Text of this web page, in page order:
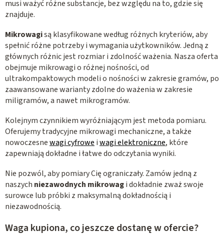
y
musi ważyć różne substancje, bez względu na to, gdzie się
znajduje.
Mikrowagisą klasyfikowane według różnych kryteriów, aby
spełnić różne potrzeby i wymagania użytkowników. Jedną z
głównych różnic jest rozmiar i zdolność ważenia. Nasza oferta
obejmuje mikrowagi o różnej nośności, od
ultrakompaktowych modeli o nośności w zakresie gramów, po
zaawansowane warianty zdolne do ważenia w zakresie
miligramów, a nawet mikrogramów.
Kolejnym czynnikiem wyróżniającym jest metoda pomiaru.
Oferujemy tradycyjne mikrowagi mechaniczne, a także
nowoczesnewagi cyfrowe iwagi elektroniczne, które
zapewniają dokładne i łatwe do odczytania wyniki.
Nie pozwól, aby pomiary Cię ograniczały. Zamów jedną z
naszych niezawodnych mikrowagi dokładnie zważ swoje
surowce lub próbki z maksymalną dokładnością i
niezawodnością.
Waga kupiona, co jeszcze dostanę w ofercie?